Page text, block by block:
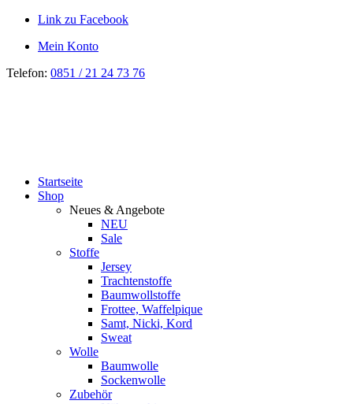
Link zu Facebook
Mein Konto
Telefon: 0851 / 21 24 73 76
Startseite
Shop
Neues & Angebote
NEU
Sale
Stoffe
Jersey
Trachtenstoffe
Baumwollstoffe
Frottee, Waffelpique
Samt, Nicki, Kord
Sweat
Wolle
Baumwolle
Sockenwolle
Zubehör